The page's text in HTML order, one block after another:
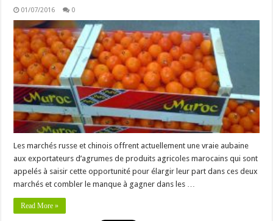
01/07/2016 0
Les marchés russe et chinois offrent actuellement une vraie aubaine
aux exportateurs d’agrumes de produits agricoles marocains qui sont
appelés à saisir cette opportunité pour élargir leur part dans ces deux
marchés et combler le manque à gagner dans les …
Read More »